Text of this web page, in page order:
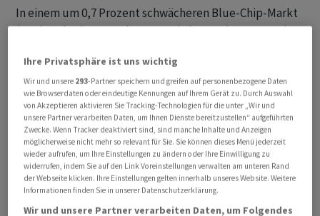
In einem um 0,7 Prozent schwächeren Blue-Chip-Markt
(SMI) sackt der Kurs derUBS-Aktie am Dienstag nach
Analysten zu den Gesamtjahreszahlen respektive den
Viertquartalszahlen 2022 ist gemischt. Gelobt werden in
erster Linie die Kapitalflüsse an die Aktionärinnen und
Aktionäre mittels Aktienrückkauf und Dividende.
Kritisiert wird, dass sich die Ertrags- und Gewinnzahlen
im Detail allenfalls auf dem erwarteten Niveau
befinden, tendenziell aber auch darunter liegen, wenn
das Zahlenset genau analysiert werde. Die Erträge seien
Ihre Privatsphäre ist uns wichtig
Wir und unsere 293-Partner speichern und greifen auf personenbezogene Daten
wie Browserdaten oder eindeutige Kennungen auf Ihrem Gerät zu. Durch Auswahl
von Akzeptieren aktivieren Sie Tracking-Technologien für die unter „Wir und
unsere Partner verarbeiten Daten, um Ihnen Dienste bereitzustellen“ aufgeführten
Zwecke. Wenn Tracker deaktiviert sind, sind manche Inhalte und Anzeigen
möglicherweise nicht mehr so relevant für Sie. Sie können dieses Menü jederzeit
wieder aufrufen, um Ihre Einstellungen zu ändern oder Ihre Einwilligung zu
widerrufen, indem Sie auf den Link Voreinstellungen verwalten am unteren Rand
der Webseite klicken. Ihre Einstellungen gelten innerhalb unseres Website. Weitere
Informationen finden Sie in unserer Datenschutzerklärung.
Wir und unsere Partner verarbeiten Daten, um Folgendes